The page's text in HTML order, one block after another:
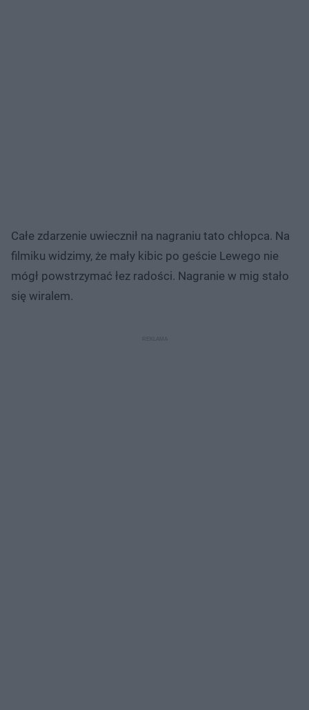
Całe zdarzenie uwiecznił na nagraniu tato chłopca. Na
filmiku widzimy, że mały kibic po geście Lewego nie
mógł powstrzymać łez radości. Nagranie w mig stało
się wiralem.